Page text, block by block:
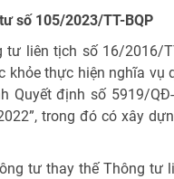
số 105/2023/TT-BQP
liên tịch số 16/2016/
khỏe thực hiện nghĩa
Quyết định số 5919/
trong đó có xây
tư thay thế Thông tư